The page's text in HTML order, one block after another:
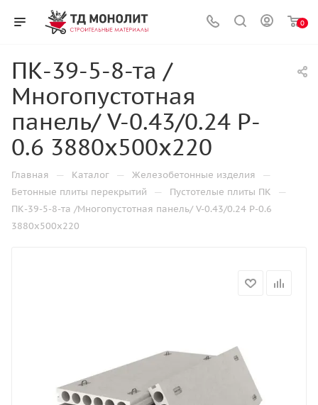
0
ПК-39-5-8-та /
Многопустотная
панель/ V-0.43/0.24 P-
0.6 3880x500x220
Главная — Каталог — Железобетонные изделия —
Бетонные плиты перекрытий — Пустотелые плиты ПК —
ПК-39-5-8-та /Многопустотная панель/ V-0.43/0.24 P-0.6
3880x500x220